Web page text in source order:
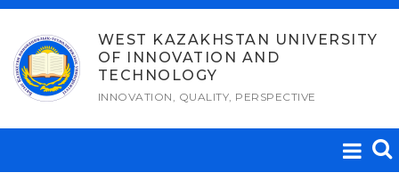
Skip
content
WEST KAZAKHSTAN UNIVERSITY
OF INNOVATION AND
TECHNOLOGY
INNOVATION, QUALITY, PERSPECTIVE